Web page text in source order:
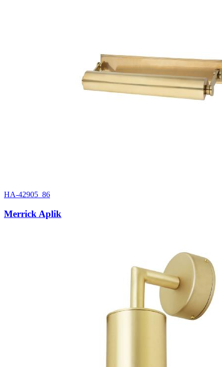
HA-42905_86
Merrick Aplik